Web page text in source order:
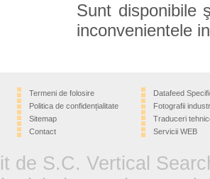
Sunt disponibile
inconvenientele
Termeni de folosire
Politica de confidențialitate
Sitemap
Contact
Datafeed
Fotografii
Traduceri
Servicii WEB
de S.C. Vertical